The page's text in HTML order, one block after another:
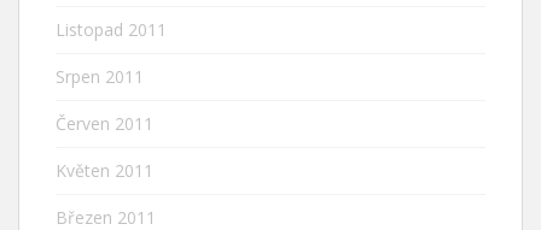
Listopad 2011
Srpen 2011
Červen 2011
Květen 2011
Březen 2011